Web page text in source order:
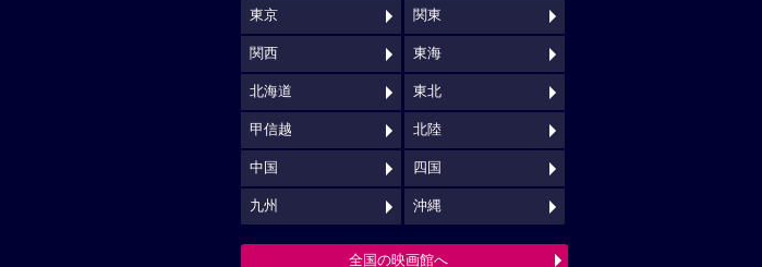
東京 関東
関西 東海
北海道 東北
甲信越 北陸
中国 四国
九州 沖縄
全国の映画館へ